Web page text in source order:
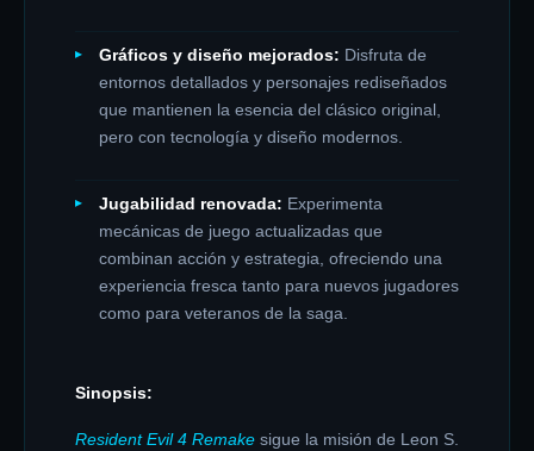
Gráficos y diseño mejorados: Disfruta de
entornos detallados y personajes rediseñados
que mantienen la esencia del clásico original,
pero con tecnología y diseño modernos.
Jugabilidad renovada: Experimenta
mecánicas de juego actualizadas que
combinan acción y estrategia, ofreciendo una
experiencia fresca tanto para nuevos jugadores
como para veteranos de la saga.
Sinopsis:
Resident Evil 4 Remake sigue la misión de Leon S.